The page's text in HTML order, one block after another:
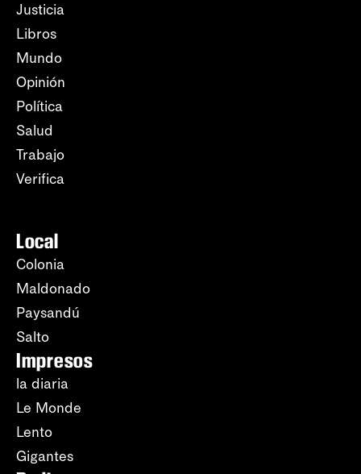
Justicia
Libros
Mundo
Opinión
Política
Salud
Trabajo
Verifica
Local
Colonia
Maldonado
Paysandú
Salto
Impresos
la diaria
Le Monde
Lento
Gigantes